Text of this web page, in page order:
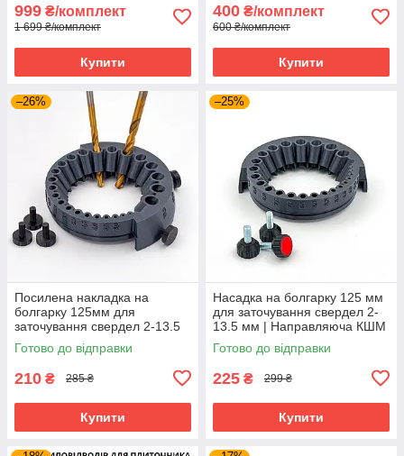
999 ₴/комплект
1 699 ₴/комплект
Купити
400 ₴/комплект
600 ₴/комплект
Купити
–26%
Посилена накладка на
болгарку 125мм для
заточування свердел 2-13.5
мм / Пристрій для
заточування свердел
Готово до відправки
210 ₴ 285 ₴
Купити
–25%
Насадка на болгарку 125 мм
для заточування свердел 2-
13.5 мм | Направляюча КШМ
посилена з болтами
Готово до відправки
225 ₴ 299 ₴
Купити